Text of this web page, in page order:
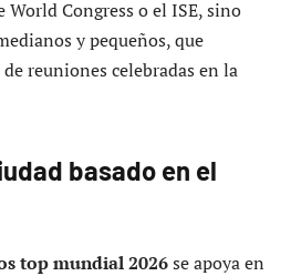
Congress o el ISE, sino
y pequeños, que
reuniones celebradas en la
basado en el
top mundial 2026se apoya en